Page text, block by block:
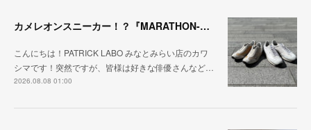
カメレオンスニーカー！？『MARATHON-NTRAL』『STADIUM-NTRAL』
こんにちは！PATRICK LABO みなとみらい店のカワ
シマです！突然ですが、皆様は好きな俳優さんなど…
2026.08.08 01:00